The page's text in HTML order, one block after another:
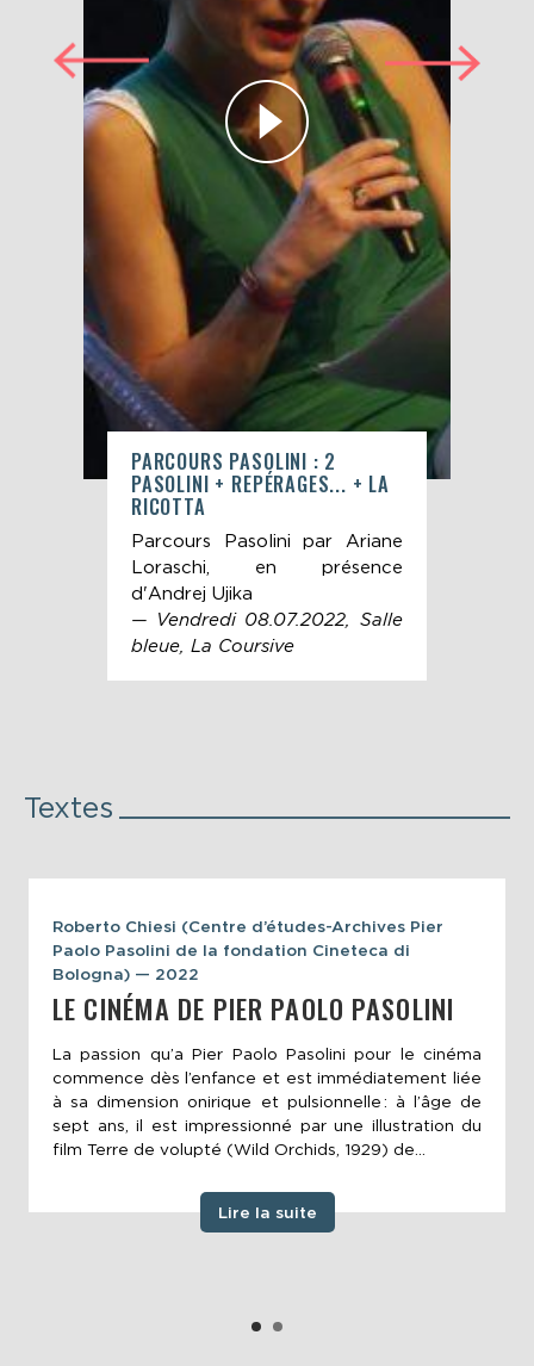
PARCOURS PASOLINI : 2
PASOLINI + REPÉRAGES... + LA
RICOTTA
Parcours Pasolini par Ariane
Loraschi, en présence
d'Andrej Ujika
— Vendredi 08.07.2022, Salle
bleue, La Coursive
Textes
Roberto Chiesi (Centre d’études-Archives Pier
Paolo Pasolini de la fondation Cineteca di
Bologna) — 2022
LE CINÉMA DE PIER PAOLO PASOLINI
La passion qu’a Pier Paolo Pasolini pour le cinéma
commence dès l’enfance et est immédiatement liée
à sa dimension onirique et pulsionnelle : à l’âge de
sept ans, il est impressionné par une illustration du
film Terre de volupté (Wild Orchids, 1929) de...
Lire la suite